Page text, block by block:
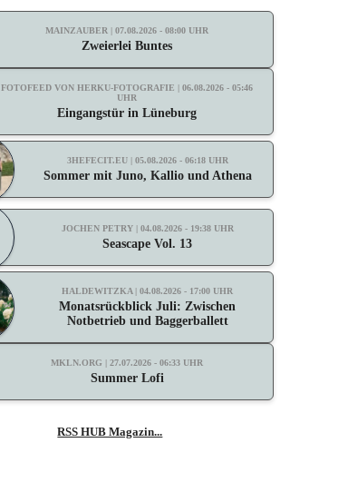
MAINZAUBER | 07.08.2026 - 08:00 UHR
Zweierlei Buntes
FOTOFEED VON HERKU-FOTOGRAFIE | 06.08.2026 - 05:46
UHR
Eingangstür in Lüneburg
3HEFECIT.EU | 05.08.2026 - 06:18 UHR
Sommer mit Juno, Kallio und Athena
JOCHEN PETRY | 04.08.2026 - 19:38 UHR
Seascape Vol. 13
HALDEWITZKA | 04.08.2026 - 17:00 UHR
Monatsrückblick Juli: Zwischen
Notbetrieb und Baggerballett
MKLN.ORG | 27.07.2026 - 06:33 UHR
Summer Lofi
RSS HUB Magazin...